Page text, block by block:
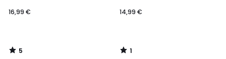
16,99 €
5
/
14,99 €
1
/